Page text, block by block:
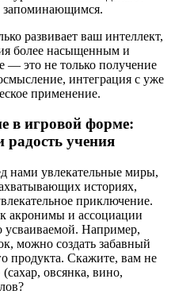
запоминающимся.
развивает ваш интеллект,
более насыщенным и
— это не только получение
интеграция с уже
применение.
в игровой форме:
радость учения
нами увлекательные миры,
историях,
приключение.
акронимы и ассоциации
усваиваемой. Например,
можно создать забавный
продукта. Скажите, вам не
овсянка, вино,